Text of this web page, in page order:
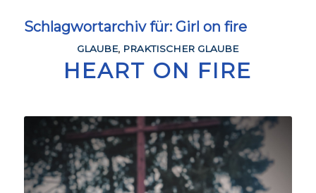
Schlagwortarchiv für: Girl on fire
GLAUBE, PRAKTISCHER GLAUBE
HEART ON FIRE